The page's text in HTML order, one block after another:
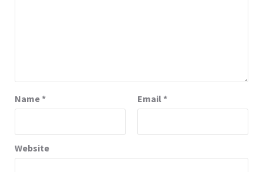
Name* Email*
Website